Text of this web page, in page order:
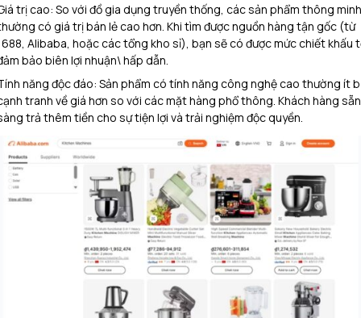
trị cao: So với đồ gia dụng truyền thống, các sản phẩm thông minh
có giá trị bán lẻ cao hơn. Khi tìm được nguồn hàng tận gốc (từ
Alibaba, hoặc các tổng kho sỉ), bạn sẽ có được mức chiết khấu
bảo biên lợi nhuận\ hấp dẫn.
năng độc đáo: Sản phẩm có tính năng công nghệ cao thường ít
tranh về giá hơn so với các mặt hàng phổ thông. Khách hàng sẵn
trả thêm tiền cho sự tiện lợi và trải nghiệm độc quyền.